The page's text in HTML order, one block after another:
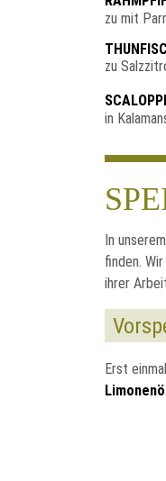
zu mit
zu
in
In
finden.
ihrer
Erst